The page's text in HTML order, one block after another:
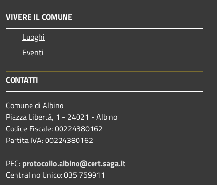
VIVERE IL COMUNE
Luoghi
Eventi
CONTATTI
Comune di Albino
Piazza Libertà, 1 - 24021 - Albino
Codice Fiscale: 00224380162
Partita IVA: 00224380162
PEC: protocollo.albino@cert.saga.it
Centralino Unico: 035 759911